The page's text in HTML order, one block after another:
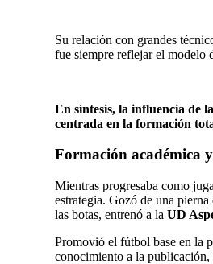
Su relación con grandes
fue siempre reflejar el modelo
En síntesis, la influencia de
centrada en la formación
Formación académica
Mientras progresaba como
estrategia. Gozó de una
las botas, entrenó a la UD
Promovió el fútbol base en la
conocimiento a la publicación,